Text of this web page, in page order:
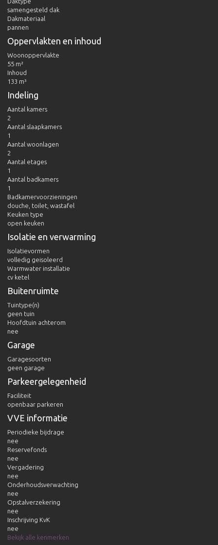
samengesteld dak
Dakmateriaal
pannen
Oppervlakten en inhoud
Woonoppervlakte
55 m²
Inhoud
133 m³
Indeling
Aantal kamers
2
Aantal slaapkamers
1
Aantal woonlagen
2
Aantal etages
1
Aantal badkamers
1
Badkamervoorzieningen
douche, toilet, wastafel
Keuken type
open keuken
Isolatie en verwarming
Isolatievormen
volledig geisoleerd
Warmwater installatie
cv ketel
Buitenruimte
Tuintype(n)
geen tuin
Hoofdtuin achterom
nee
Garage
Garagesoorten
geen garage
Parkeergelegenheid
Faciliteit
openbaar parkeren
VVE informatie
Periodieke bijdrage
nee
Reservefonds
nee
Vergadering
nee
Onderhoudsverwachting
nee
Opstalverzekering
nee
Inschrijving KvK
nee
Bekijk alle kenmerken